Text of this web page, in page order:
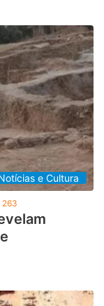
e Cultura
263